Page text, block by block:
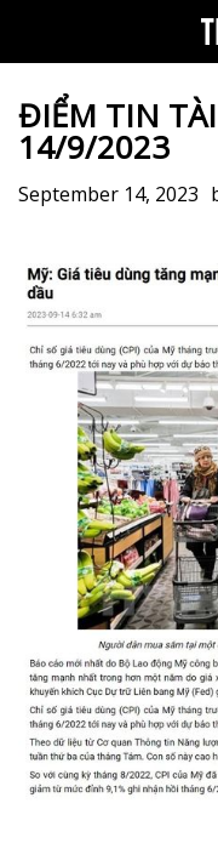
ĐIỂM TIN
14/9/2023
September 14, 2023